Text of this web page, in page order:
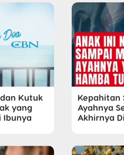
Kutuk
yang
Ibunya
Kepahitan
Ayahnya
Akhirnya